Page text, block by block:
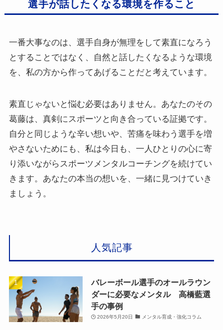
選手が話したくなる環境を作ること
一番大事なのは、選手自身が無理をして素直になろう
とすることではなく、自然と話したくなるような環境
を、私の方から作ってあげることだと考えています。
素直じゃないと悩む必要はありません。あなたのその
葛藤は、真剣にスポーツと向き合っている証拠です。
自分と同じような辛い想いや、苦痛を味わう選手を増
やさないためにも、私は今日も、一人ひとりの心に寄
り添いながらスポーツメンタルコーチングを続けてい
きます。あなたの本当の想いを、一緒に見つけていき
ましょう。
人気記事
バレーボール選手のオールラウン
ダーに必要なメンタル 高橋藍選
手の事例
2026年5月20日 メンタル育成・強化コラム